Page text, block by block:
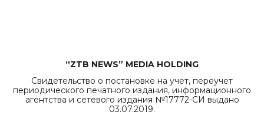
“ZTB NEWS” MEDIA HOLDING
Свидетельство о постановке на учет, переучет
периодического печатного издания, информационного
агентства и сетевого издания №17772-СИ выдано
03.07.2019.